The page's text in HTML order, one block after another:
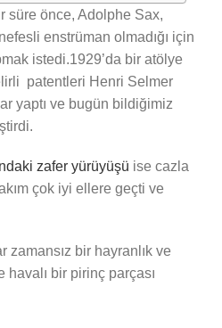
süre önce, Adolphe Sax,
enstrüman olmadığı için
istedi.1929’da bir atölye
patentleri Henri Selmer
yaptı ve bugün bildiğimiz
zafer yürüyüşü ise cazla
çok iyi ellere geçti ve
zamansız bir hayranlık ve
bir pirinç parçası